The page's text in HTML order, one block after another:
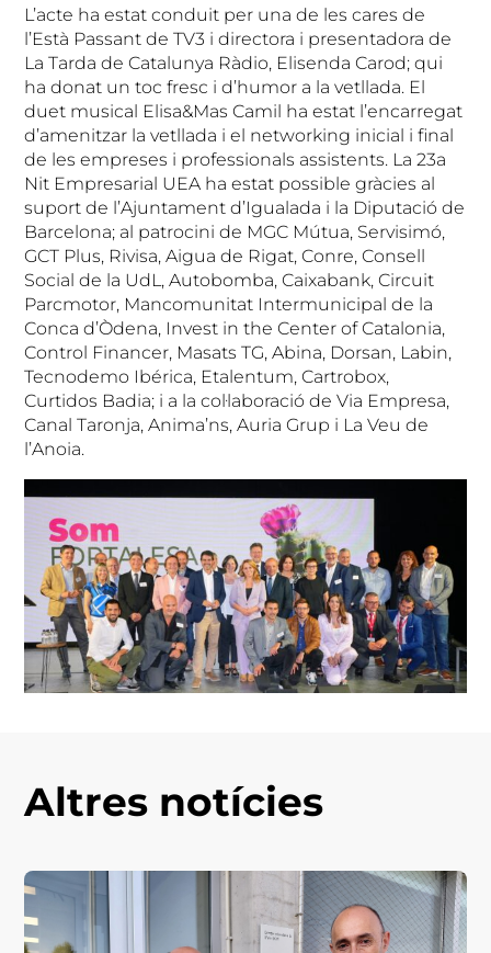
L’acte ha estat conduit per una de les cares de
l’Està Passant de TV3 i directora i presentadora de
La Tarda de Catalunya Ràdio, Elisenda Carod; qui
ha donat un toc fresc i d’humor a la vetllada. El
duet musical Elisa&Mas Camil ha estat l’encarregat
d’amenitzar la vetllada i el networking inicial i final
de les empreses i professionals assistents. La 23a
Nit Empresarial UEA ha estat possible gràcies al
suport de l’Ajuntament d’Igualada i la Diputació de
Barcelona; al patrocini de MGC Mútua, Servisimó,
GCT Plus, Rivisa, Aigua de Rigat, Conre, Consell
Social de la UdL, Autobomba, Caixabank, Circuit
Parcmotor, Mancomunitat Intermunicipal de la
Conca d’Òdena, Invest in the Center of Catalonia,
Control Financer, Masats TG, Abina, Dorsan, Labin,
Tecnodemo Ibérica, Etalentum, Cartrobox,
Curtidos Badia; i a la col·laboració de Via Empresa,
Canal Taronja, Anima’ns, Auria Grup i La Veu de
l’Anoia.
Altres notícies